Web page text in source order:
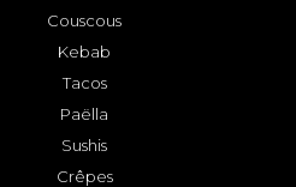
Couscous
Kebab
Tacos
Paëlla
Sushis
Crêpes